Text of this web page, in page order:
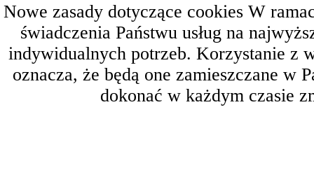
Nowe zasady dotyczące cookies W
świadczenia Państwu usług na
indywidualnych potrzeb. Korzystanie z
oznacza, że będą one zamieszczane w
dokonać w każdym czasie